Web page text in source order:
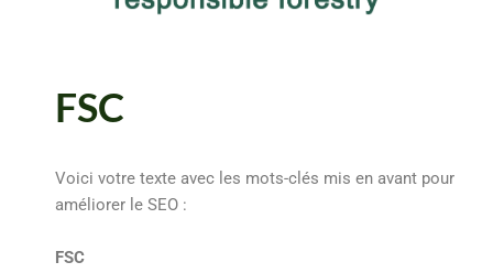
FSC
Voici votre texte avec les mots-clés mis en avant pour
améliorer le SEO :
FSC